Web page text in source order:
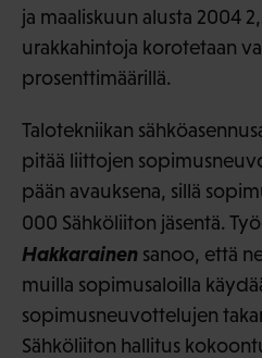
ja maaliskuun alusta 2004
urakkahintoja korotetaan
prosenttimäärillä.
Talotekniikan
pitää liittojen
pään avauksena, sillä
000 Sähköliiton jäsentä.
Hakkarainen sanoo, että
muilla sopimusaloilla
sopimusneuvottelujen
Sähköliiton hallitus